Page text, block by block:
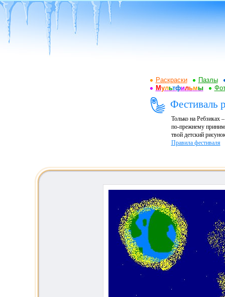
Раскраски
Пазлы
Мультфильмы
Фестиваль
Только на Ребзиках
по-прежнему
твой детский
Правила фестиваля